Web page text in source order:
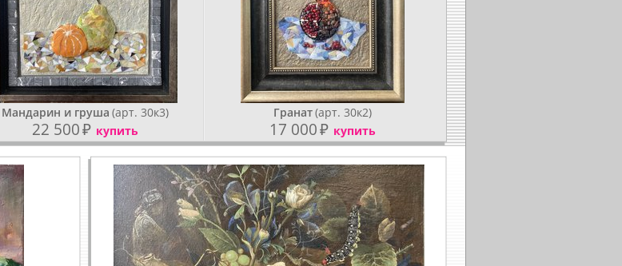
Мандарин и груша (арт. 30к3)
22 500₽ купить
Гранат(арт. 30к2)
17 000₽ купить